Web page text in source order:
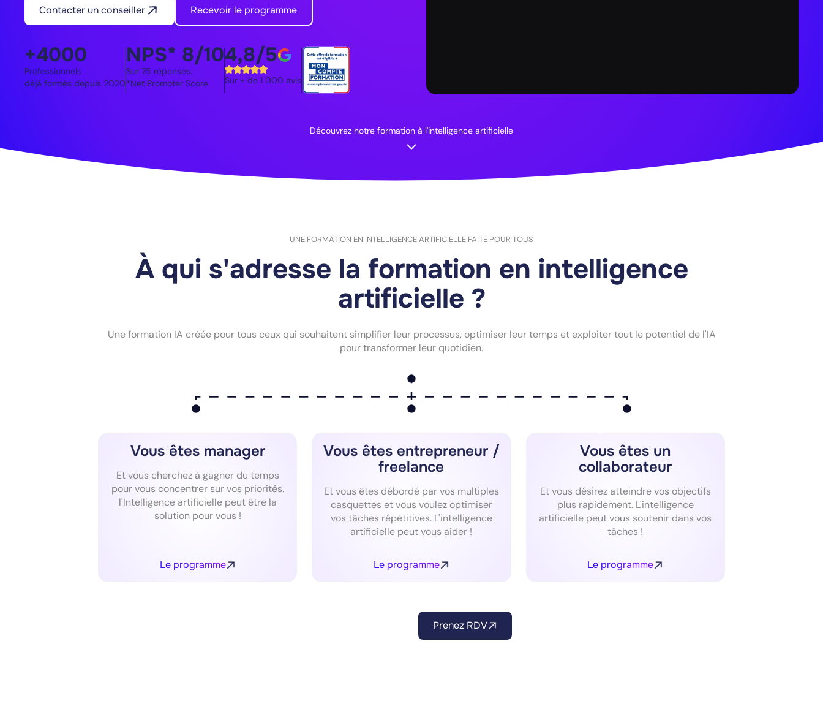
Contacter un conseiller Recevoir le programme
+4000
Professionnels
déjà formés depuis 2020
NPS* 8/10
Sur 75 réponses.
*Net Promoter Score
4,8/5
Sur + de 1 000 avis
Découvrez notre formation à l'intelligence artificielle
UNE FORMATION EN INTELLIGENCE ARTIFICIELLE FAITE POUR TOUS
À qui s'adresse la formation en intelligence
artificielle ?
Une formation IA créée pour tous ceux qui souhaitent simplifier leur processus, optimiser leur temps et exploiter tout le potentiel de l'IA
pour transformer leur quotidien.
Vous êtes manager
Et vous cherchez à gagner du temps
pour vous concentrer sur vos priorités.
l'Intelligence artificielle peut être la
solution pour vous !
Le programme
Vous êtes entrepreneur /
freelance
Et vous êtes débordé par vos multiples
casquettes et vous voulez optimiser
vos tâches répétitives. L'intelligence
artificielle peut vous aider !
Le programme
Vous êtes un
collaborateur
Et vous désirez atteindre vos objectifs
plus rapidement. L'intelligence
artificielle peut vous soutenir dans vos
tâches !
Le programme
Prenez RDV